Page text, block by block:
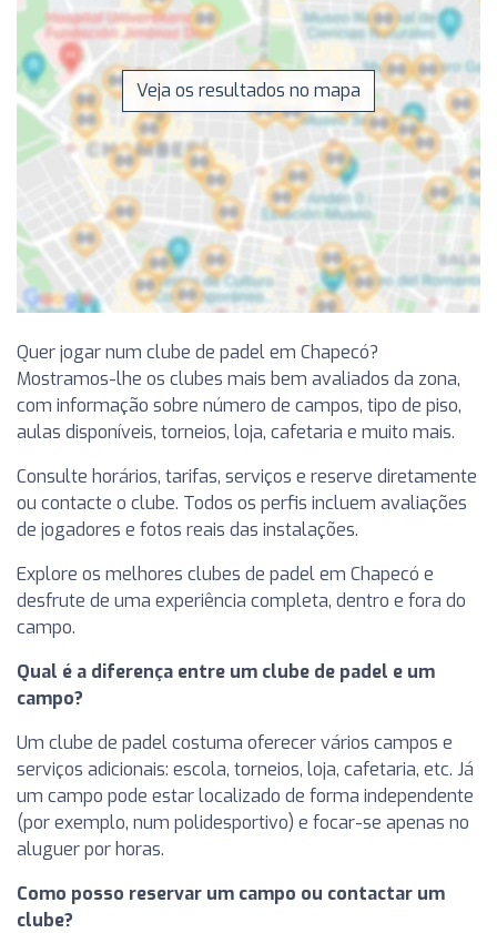
Veja os resultados no mapa
Quer jogar num clube de padel em Chapecó?
Mostramos-lhe os clubes mais bem avaliados da zona,
com informação sobre número de campos, tipo de piso,
aulas disponíveis, torneios, loja, cafetaria e muito mais.
Consulte horários, tarifas, serviços e reserve diretamente
ou contacte o clube. Todos os perfis incluem avaliações
de jogadores e fotos reais das instalações.
Explore os melhores clubes de padel em Chapecó e
desfrute de uma experiência completa, dentro e fora do
campo.
Qual é a diferença entre um clube de padel e um
campo?
Um clube de padel costuma oferecer vários campos e
serviços adicionais: escola, torneios, loja, cafetaria, etc. Já
um campo pode estar localizado de forma independente
(por exemplo, num polidesportivo) e focar-se apenas no
aluguer por horas.
Como posso reservar um campo ou contactar um
clube?